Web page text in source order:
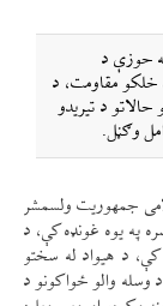
حوزې د
خلکو مقاومت، د
حالاتو د تیریدو
وګڼل.
جمهوریت ولسمشر
په یوه غونډه کې، د
د هیواد له سختو
وسله والو ځواکونو د